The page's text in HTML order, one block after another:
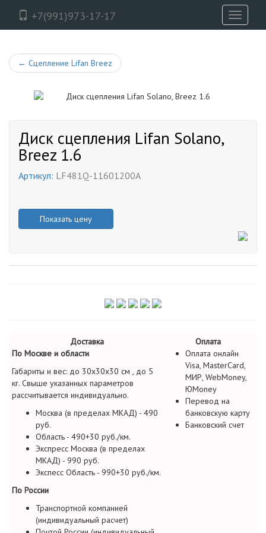
+7(991)973-17-17
Toggle
← Сцепление Lifan Breez
Диск сцепления Lifan Solano,
Breez 1.6
Артикул: LF481Q-11601200A
Показать цену
Доставка
Оплата
По Москве и области
Габариты и вес: до 30х30х30 см , до 5
кг. Свыше указанных параметров
рассчитывается индивидуально.
Москва (в пределах МКАД) - 490
руб.
Область - 490+30 руб./км.
Экспресс Москва (в пределах
МКАД) - 990 руб.
Экспесс Область - 990+30 руб./км.
По России
Транспортной компанией
(индивидуальный расчет)
Оплата онлайн
Visa, MasterCard,
МИР, WebMoney,
ЮMoney
Перевод на
банковскую карту
Банковский счет